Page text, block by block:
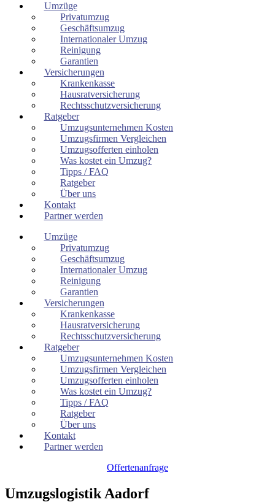
Umzüge
Privatumzug
Geschäftsumzug
Internationaler Umzug
Reinigung
Garantien
Versicherungen
Krankenkasse
Hausratversicherung
Rechtsschutzversicherung
Ratgeber
Umzugsunternehmen Kosten
Umzugsfirmen Vergleichen
Umzugsofferten einholen
Was kostet ein Umzug?
Tipps / FAQ
Ratgeber
Über uns
Kontakt
Partner werden
Umzüge
Privatumzug
Geschäftsumzug
Internationaler Umzug
Reinigung
Garantien
Versicherungen
Krankenkasse
Hausratversicherung
Rechtsschutzversicherung
Ratgeber
Umzugsunternehmen Kosten
Umzugsfirmen Vergleichen
Umzugsofferten einholen
Was kostet ein Umzug?
Tipps / FAQ
Ratgeber
Über uns
Kontakt
Partner werden
Offertenanfrage
Umzugslogistik Aadorf